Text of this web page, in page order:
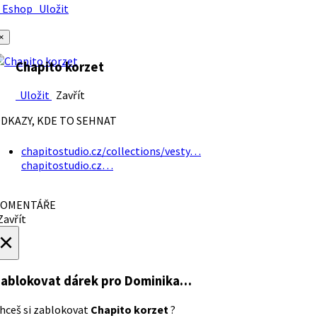
Uložit
Chapito korzet
Uložit Zavřít
KDE TO SEHNAT
chapitostudio.cz/collections/vesty…
chapitostudio.cz…
dárek pro Dominika…
si zablokovat Chapito korzet?